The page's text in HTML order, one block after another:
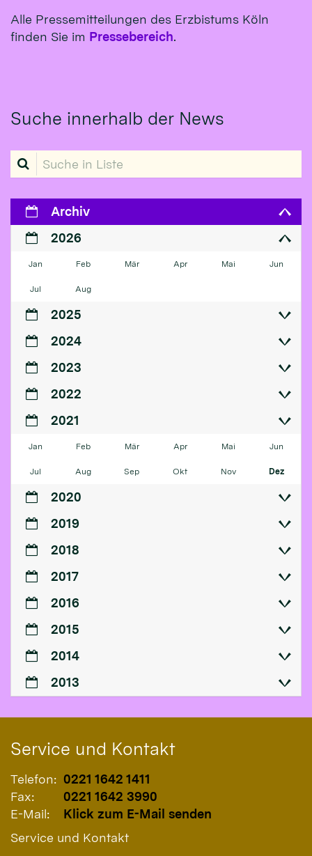
Alle Pressemitteilungen des Erzbistums Köln
finden Sie im Pressebereich.
Suche innerhalb der News
Suche in Liste
Archiv
2026
Jan Feb Mär Apr Mai Jun
Jul Aug
2025
2024
2023
2022
2021
Jan Feb Mär Apr Mai Jun
Jul Aug Sep Okt Nov Dez
2020
2019
2018
2017
2016
2015
2014
2013
Service und Kontakt
Telefon: 0221 1642 1411
Fax:
0221 1642 3990
E-Mail:
Klick zum E-Mail senden
Service und Kontakt